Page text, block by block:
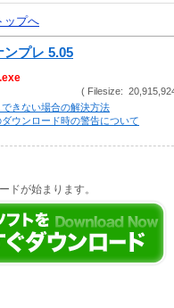
ップへ
プレ 5.05
( Filesize:
きない場合の解決方法
ウンロード時の警告について
ドが始まります。